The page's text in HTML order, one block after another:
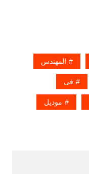
المهندس
فى
موديل